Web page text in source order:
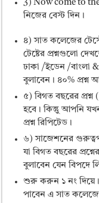
3) Now come to
নিজের বেস্ট দিন।
৪) সাত কলেজের
টেষ্টের প্রশ্নগুলো
ঢাকা /ইডেন /বাংলা
বুলাবেন। ৪০% প্রশ্ন
৫) বিগত বছরের প্রশ্ন
হবে। কিন্তুু আপনি
প্রশ্ন রিপিটেড।
৬) সাজেশনের
যা বিগত বছরের
বুলাবেন যেন বিপদে
শুরু করুন ১ নং দিয়ে।
পাবেন এ সাত